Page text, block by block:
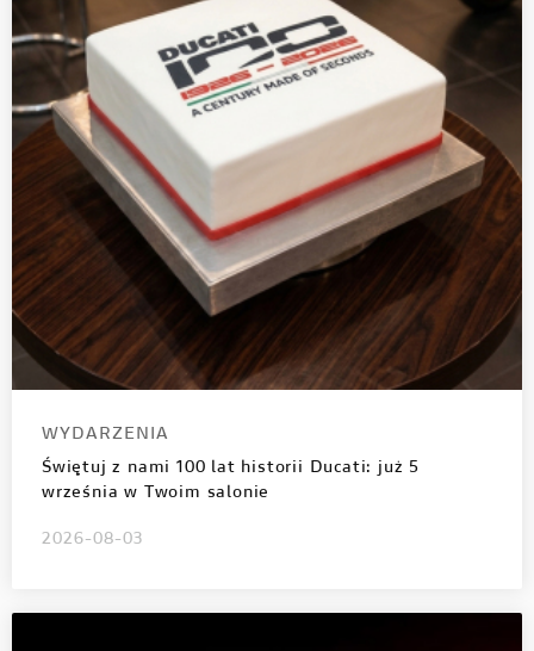
WYDARZENIA
Świętuj z nami 100 lat historii Ducati: już 5
września w Twoim salonie
2026-08-03